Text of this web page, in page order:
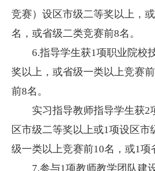
竞赛）设区市级二等奖以上，
名，或省级二类竞赛前8名。
6.指导学生获1项职业院校
奖以上，或省级一类以上竞赛前
前8名。
实习指导教师指导学生获2
区市级二等奖以上或1项设区市
级一类以上竞赛前10名，或1项
7.参与1项教师教学团队建